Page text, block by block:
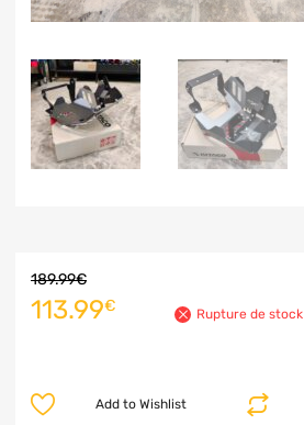
189.99€
113.99€ Rupture de stock
Add to Wishlist